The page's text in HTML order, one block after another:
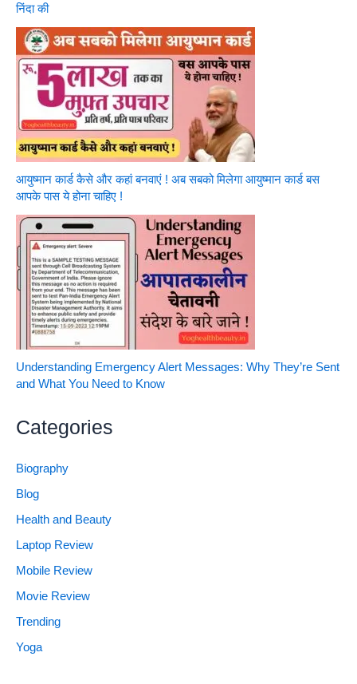
निंदा की
आयुष्मान कार्ड कैसे और कहां बनवाएं ! अब सबको मिलेगा आयुष्मान कार्ड बस
आपके पास ये होना चाहिए !
Understanding Emergency Alert Messages: Why They’re Sent
and What You Need to Know
Categories
Biography
Blog
Health and Beauty
Laptop Review
Mobile Review
Movie Review
Trending
Yoga